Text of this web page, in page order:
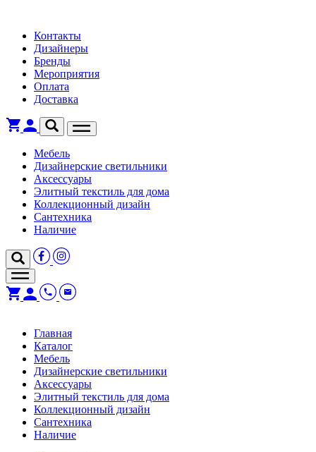
Контакты
Дизайнеры
Бренды
Мероприятия
Оплата
Доставка
Мебель
Дизайнерские светильники
Аксессуары
Элитный текстиль для дома
Коллекционный дизайн
Сантехника
Наличие
Главная
Каталог
Мебель
Дизайнерские светильники
Аксессуары
Элитный текстиль для дома
Коллекционный дизайн
Сантехника
Наличие